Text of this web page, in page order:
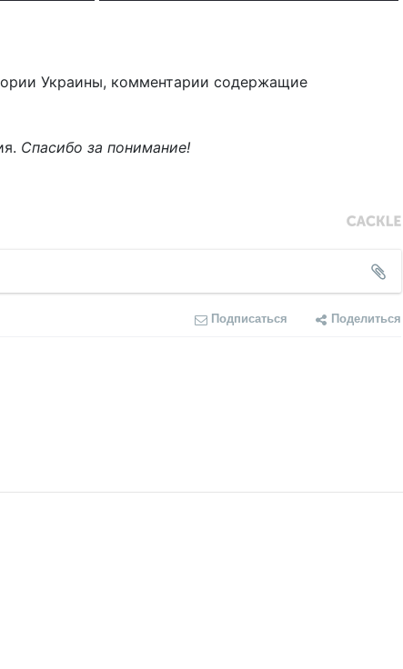
Украины, комментарии содержащие
Спасибо за понимание!
Подписаться Поделиться